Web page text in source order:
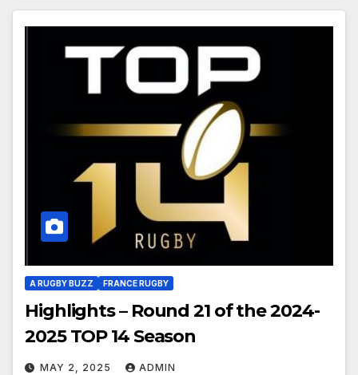
A RUGBY BUZZ FRANCE RUGBY
Highlights – Round 21 of the 2024-
2025 TOP 14 Season
MAY 2, 2025 ADMIN